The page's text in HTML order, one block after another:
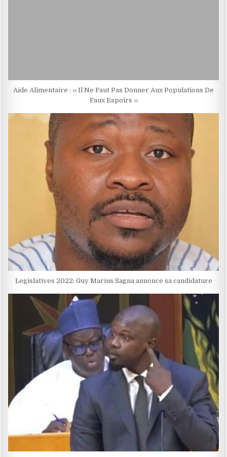
Aide Alimentaire : ‹‹ Il Ne Faut Pas Donner Aux Populations De
Faux Espoirs ››
Legislatives 2022: Guy Marius Sagna annonce sa candidature